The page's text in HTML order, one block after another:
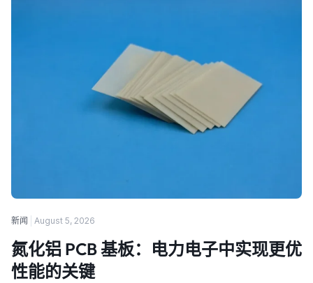
新闻 August 5, 2026
氮化铝 PCB 基板：电力电子中实现更优
性能的关键